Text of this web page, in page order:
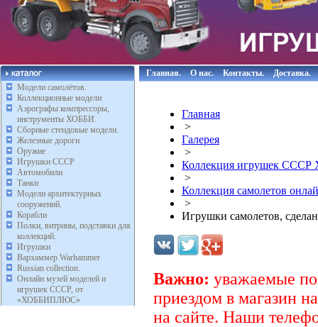
Модели самолётов.
Коллекционные модели
Аэрографы компрессоры,
инструменты ХОББИ.
Сборные стендовые модели.
Железные дороги
Оружие
Игрушки СССР
Автомобили
Танки
Модели архитектурных
сооружений.
Корабли
Полки, витрины, подставки для
коллекций.
Игрушки
Вархаммер Warhammer
Russian collection.
Онлайн музей моделей и
игрушек СССР, от
«ХОББИПЛЮС»
Главная. О нас. Контакты. Доставка.
Главная
>
Галерея
>
Коллекция игрушек
>
Коллекция самолетов
>
Игрушки самолетов,
Важно: уважаемые
приездом в магазин
на сайте. Наши